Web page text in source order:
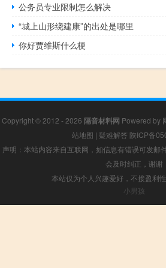
公务员专业限制怎么解决
“城上山形绕建康”的出处是哪里
你好贾维斯什么梗
Copyright © 2012 - 2026 隔音材料网 Powered by
站地图 | 疑难解答 陕ICP备
声明：本站内容来自互联网，如信息有错误可发邮
会及时纠正，谢谢
本站仅为个人兴趣爱好，不接盈利
小男孩